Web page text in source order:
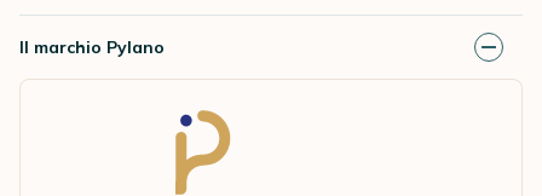
Il marchio Pylano